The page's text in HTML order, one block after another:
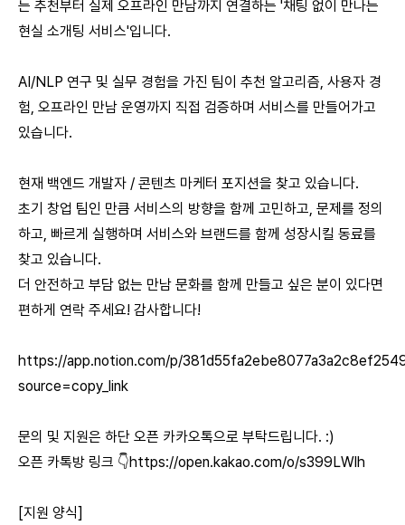
는 추천부터 실제 오프라인 만남까지 연결하는 '채팅 없이 만나는
현실 소개팅 서비스'입니다.
AI/NLP 연구 및 실무 경험을 가진 팀이 추천 알고리즘, 사용자 경
험, 오프라인 만남 운영까지 직접 검증하며 서비스를 만들어가고
있습니다.
현재 백엔드 개발자 / 콘텐츠 마케터 포지션을 찾고 있습니다.
초기 창업 팀인 만큼 서비스의 방향을 함께 고민하고, 문제를 정의
하고, 빠르게 실행하며 서비스와 브랜드를 함께 성장시킬 동료를
찾고 있습니다.
더 안전하고 부담 없는 만남 문화를 함께 만들고 싶은 분이 있다면
편하게 연락 주세요! 감사합니다!
https://app.notion.com/p/
source=copy_link
문의 및 지원은 하단 오픈 카카오톡으로 부탁드립니다. :)
오픈 카톡방 링크 👇https://open.kakao.com/o/s399LWlh
[지원 양식]